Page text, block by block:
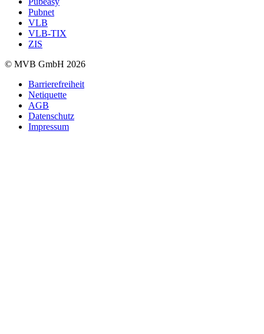
Pubnet
VLB
VLB-TIX
ZIS
© MVB GmbH 2026
Barrierefreiheit
Netiquette
AGB
Datenschutz
Impressum